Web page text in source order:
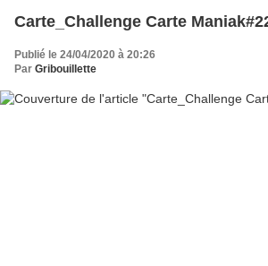
Carte_Challenge Carte
Publié le 24/04/2020 à 20:26
Par Gribouillette